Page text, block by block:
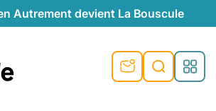
Autrement devient La Bouscule